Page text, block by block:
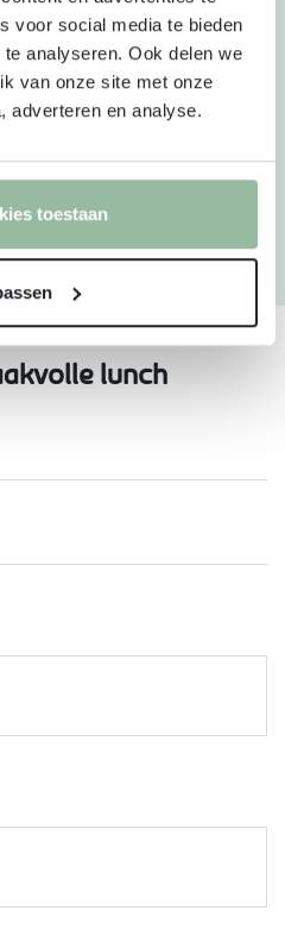
voor social media te bieden
analyseren. Ook delen we
van onze site met onze
adverteren en analyse.
toestaan
met biologische en
p.p.) en met vers
p.p.)
in 1-persoons
niet als afzonderlijke
lunch